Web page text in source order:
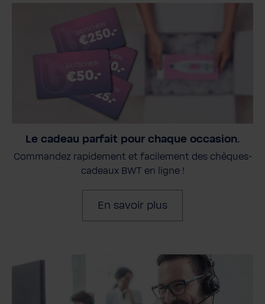
Le cadeau parfait pour chaque occasion.
Commandez rapidement et facilement des chèques-
cadeaux BWT en ligne !
En savoir plus